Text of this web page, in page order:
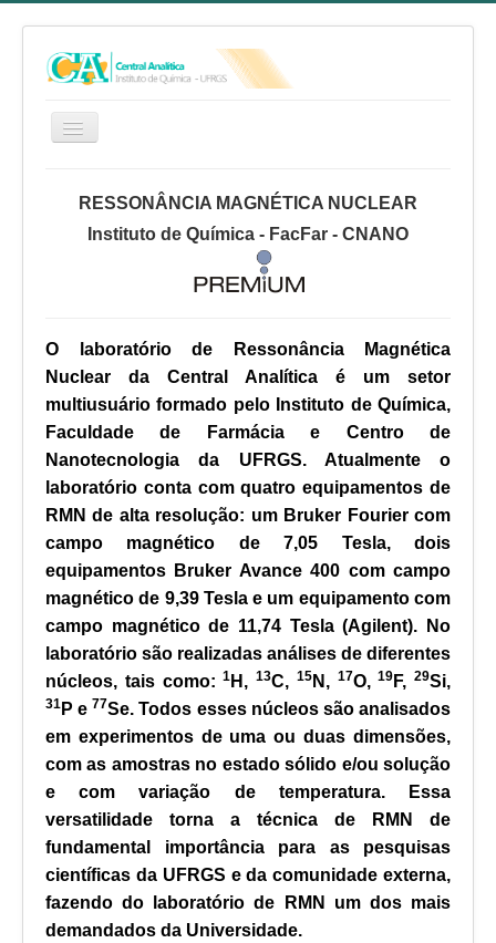
RELATÓRIO ANUAL
FAQ
CA NO YOUTUBE
RESSONÂNCIA MAGNÉTICA NUCLEAR
Instituto de Química - FacFar - CNANO
O laboratório de Ressonância Magnética
Nuclear da Central Analítica é um setor
multiusuário formado pelo Instituto de Química,
Faculdade de Farmácia e Centro de
Nanotecnologia da UFRGS. Atualmente o
laboratório conta com quatro equipamentos de
RMN de alta resolução: um Bruker Fourier com
campo magnético de 7,05 Tesla, dois
equipamentos Bruker Avance 400 com campo
magnético de 9,39 Tesla e um equipamento com
campo magnético de 11,74 Tesla (Agilent). No
laboratório são realizadas análises de diferentes
núcleos, tais como:1 H, 13C, 15N, 17O,19 F, 29Si,
31 P e 77Se. Todos esses núcleos são analisados
em experimentos de uma ou duas dimensões,
com as amostras no estado sólido e/ou solução
e com variação de temperatura. Essa
versatilidade torna a técnica de RMN de
fundamental importância para as pesquisas
científicas da UFRGS e da comunidade externa,
fazendo do laboratório de RMN um dos mais
demandados da Universidade.